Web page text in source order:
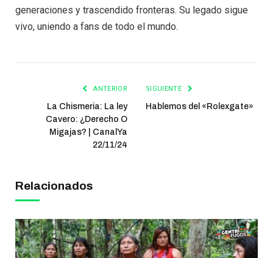
generaciones y trascendido fronteras. Su legado sigue
vivo, uniendo a fans de todo el mundo.
ANTERIOR
La Chismeria: La ley
Cavero: ¿Derecho O
Migajas? | CanalYa
22/11/24
SIGUIENTE
Hablemos del «Rolexgate»
Relacionados